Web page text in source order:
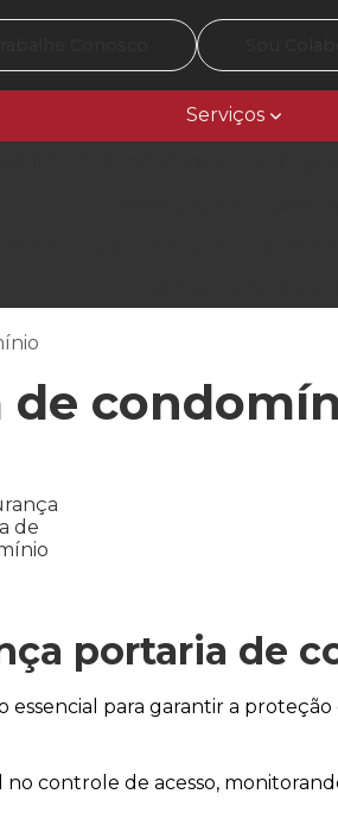
Serviços
de
portaria de
essencial para garantir a proteção
controle de acesso,